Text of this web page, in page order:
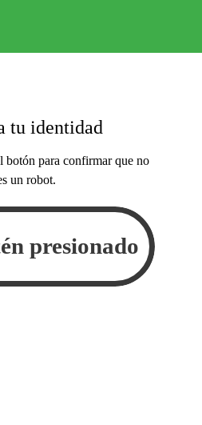
tu identidad
botón para confirmar que no
un robot.